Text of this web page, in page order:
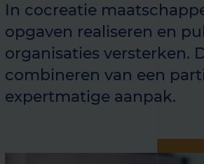
In cocreatie
opgaven realiseren en
organisaties versterken.
combineren van een
expertmatige aanpak.